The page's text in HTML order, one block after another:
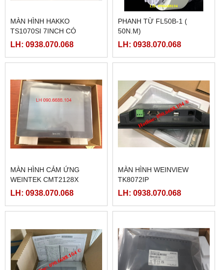
MÀN HÌNH HAKKO
TS1070SI 7INCH CÓ
ETHERNET
LH: 0938.070.068
PHANH TỪ FL50B-1 (
50N.M)
LH: 0938.070.068
MÀN HÌNH CẢM ỨNG
WEINTEK CMT2128X
LH: 0938.070.068
MÀN HÌNH WEINVIEW
TK8072IP
LH: 0938.070.068